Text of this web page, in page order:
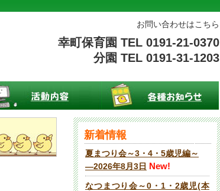
お問い合わせはこちら
幸町保育園 TEL 0191-21-0370
分園 TEL 0191-31-1203
新着情報
夏まつり会～3・4・5歳児編～
―2026年8月3日 New!
なつまつり会～0・1・2歳児(本